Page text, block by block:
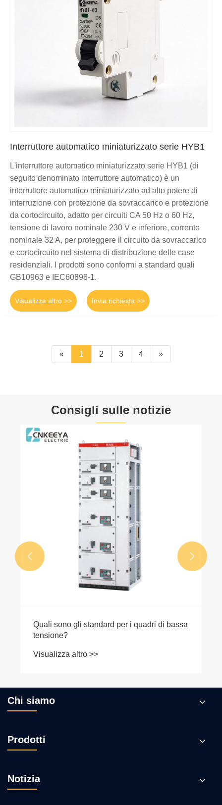
Interruttore automatico miniaturizzato serie HYB1
L'interruttore automatico miniaturizzato serie HYB1 (di
seguito denominato interruttore automatico) è un
interruttore automatico miniaturizzato ad alto potere di
interruzione con protezione da sovraccarico e protezione
da cortocircuito, adatto per circuiti CA 50 Hz o 60 Hz,
tensione di lavoro nominale 230 V e inferiore, corrente
nominale 32 A, per proteggere il circuito da sovraccarico
e cortocircuito nel sistema di distribuzione delle case
residenziali. I prodotti sono conformi a standard quali
GB10963 e IEC60898-1.
Visualizza altro >> Invia richiesta >>
« 1 2 3 4 »
Consigli sulle notizie
Quali sono gli standard per i quadri di bassa
tensione?
Visualizza altro >>
 
Chi siamo
Prodotti
Notizia